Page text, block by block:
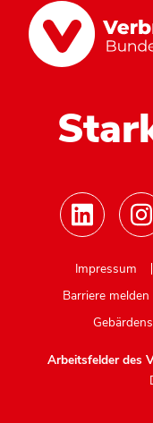
Impressum
Barriere melden
Arbeitsfelder des